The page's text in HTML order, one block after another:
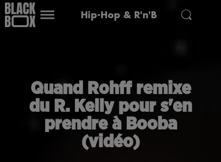
Hip-Hop & R'n'B
Quand Rohff remixe
du R. Kelly pour s'en
prendre à Booba
(vidéo)